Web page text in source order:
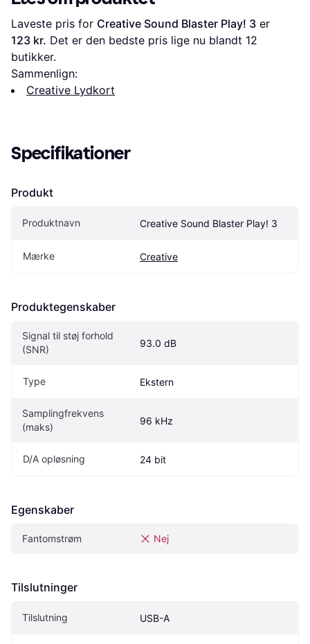
Laveste pris for Creative Sound Blaster Play! 3
123 kr. Det er den bedste pris lige nu blandt 12
butikker.
Sammenlign:
Creative Lydkort
Specifikationer
Produkt
Produktnavn Creative Sound Blaster Play! 3
Mærke Creative
Produktegenskaber
Signal til støj forhold
(SNR)
93.0 dB
Type Ekstern
Samplingfrekvens
(maks)
96 kHz
D/A opløsning 24 bit
Egenskaber
Fantomstrøm Nej
Tilslutninger
Tilslutning USB-A